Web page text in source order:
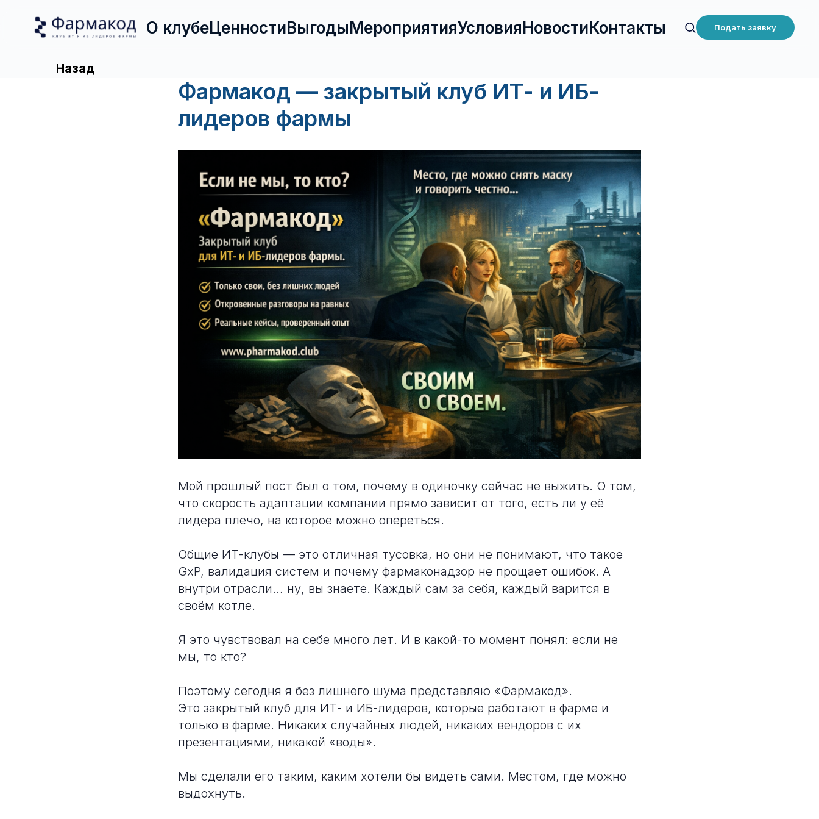
О клубеЦенностиВыгодыМероприятияУсловияНовостиКонтакты Подать заявку
Назад
Фармакод — закрытый клуб ИТ- и ИБ-
лидеров фармы
Мой прошлый пост был о том, почему в одиночку сейчас не выжить. О том,
что скорость адаптации компании прямо зависит от того, есть ли у её
лидера плечо, на которое можно опереться.
Общие ИТ-клубы — это отличная тусовка, но они не понимают, что такое
GxP, валидация систем и почему фармаконадзор не прощает ошибок. А
внутри отрасли… ну, вы знаете. Каждый сам за себя, каждый варится в
своём котле.
Я это чувствовал на себе много лет. И в какой-то момент понял: если не
мы, то кто?
Поэтому сегодня я без лишнего шума представляю «Фармакод».
Это закрытый клуб для ИТ- и ИБ-лидеров, которые работают в фарме и
только в фарме. Никаких случайных людей, никаких вендоров с их
презентациями, никакой «воды».
Мы сделали его таким, каким хотели бы видеть сами. Местом, где можно
выдохнуть.